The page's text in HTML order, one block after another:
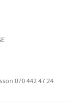
070 442 47 24